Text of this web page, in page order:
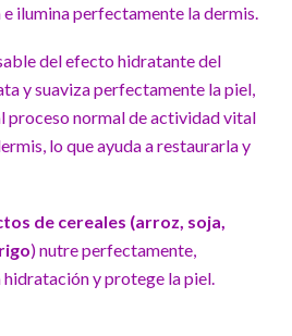
ilumina perfectamente la dermis.
del efecto hidratante del
y suaviza perfectamente la piel,
proceso normal de actividad vital
lo que ayuda a restaurarla y
de cereales (arroz, soja,
) nutre perfectamente,
y protege la piel.